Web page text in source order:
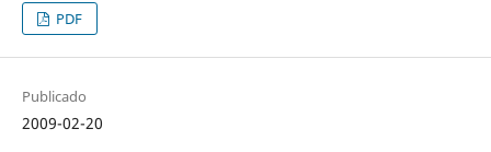
PDF
Publicado
2009-02-20